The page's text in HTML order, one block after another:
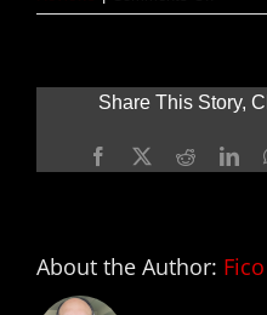
Share This Story,
Facebook
X Reddit
About the Author: